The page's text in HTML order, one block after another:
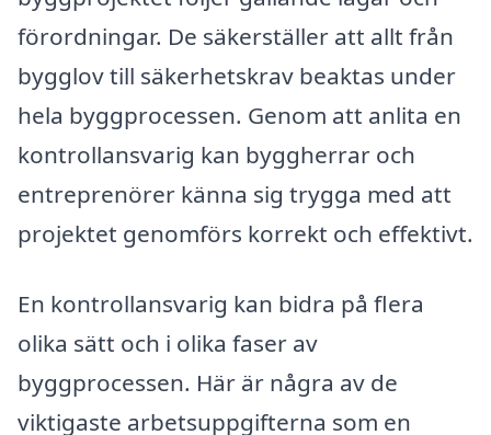
förordningar. De säkerställer att allt från
bygglov till säkerhetskrav beaktas under
hela byggprocessen. Genom att anlita en
kontrollansvarig kan byggherrar och
entreprenörer känna sig trygga med att
projektet genomförs korrekt och effektivt.
En kontrollansvarig kan bidra på flera
olika sätt och i olika faser av
byggprocessen. Här är några av de
viktigaste arbetsuppgifterna som en